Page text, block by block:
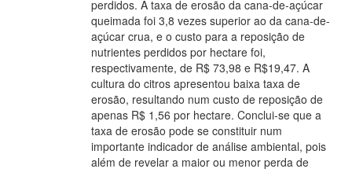
perdidos. A taxa de erosão da cana-de-açúcar
queimada foi 3,8 vezes superior ao da cana-de-
açúcar crua, e o custo para a reposição de
nutrientes perdidos por hectare foi,
respectivamente, de R$ 73,98 e R$19,47. A
cultura do citros apresentou baixa taxa de
erosão, resultando num custo de reposição de
apenas R$ 1,56 por hectare. Conclui-se que a
taxa de erosão pode se constituir num
importante indicador de análise ambiental, pois
além de revelar a maior ou menor perda de